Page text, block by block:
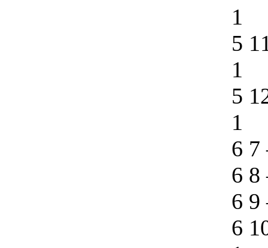
1
5
1
5
1
6 7
6 8
6 9
6